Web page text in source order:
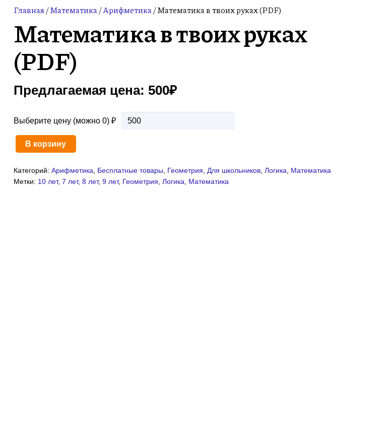
Главная/Математика/Арифметика/ Математика в твоих руках (PDF)
Математика в твоих руках
(PDF)
Предлагаемая цена: 500₽
Выберите цену (можно 0) ₽
Количество
Математика
в
В корзину
Категорий:Арифметика, Бесплатные товары, Геометрия,Для школьников,Логика, Математика
Метки: 10 лет,7 лет,8 лет,9 лет, Геометрия,Логика, Математика